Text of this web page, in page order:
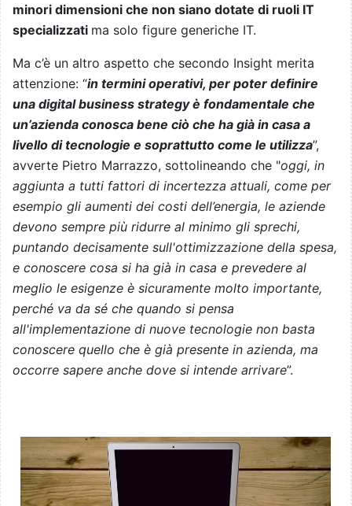
minori dimensioni che non siano dotate di ruoli IT
specializzati ma solo figure generiche IT.
Ma c’è un altro aspetto che secondo Insight merita
attenzione: “in termini operativi, per poter definire
una digital business strategy è fondamentale che
un’azienda conosca bene ciò che ha già in casa a
livello di tecnologie e soprattutto come le utilizza”,
avverte Pietro Marrazzo, sottolineando che "oggi, in
aggiunta a tutti fattori di incertezza attuali, come per
esempio gli aumenti dei costi dell’energia, le aziende
devono sempre più ridurre al minimo gli sprechi,
puntando decisamente sull'ottimizzazione della spesa,
e conoscere cosa si ha già in casa e prevedere al
meglio le esigenze è sicuramente molto importante,
perché va da sé che quando si pensa
all'implementazione di nuove tecnologie non basta
conoscere quello che è già presente in azienda, ma
occorre sapere anche dove si intende arrivare”.